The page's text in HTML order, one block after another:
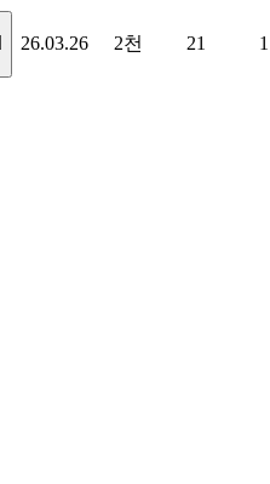
26.03.26 2천 21 1